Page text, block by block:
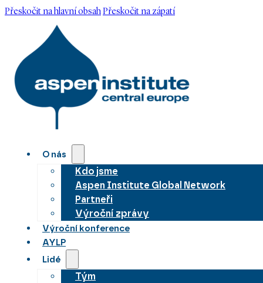
Přeskočit na hlavní obsahPřeskočit na zápatí
O nás
Kdo jsme
Aspen Institute Global Network
Partneři
Výroční zprávy
Výroční konference
AYLP
Lidé
Tým